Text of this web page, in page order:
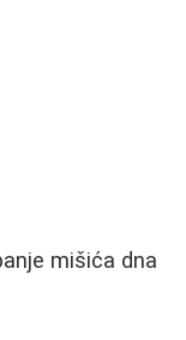
mišića dna